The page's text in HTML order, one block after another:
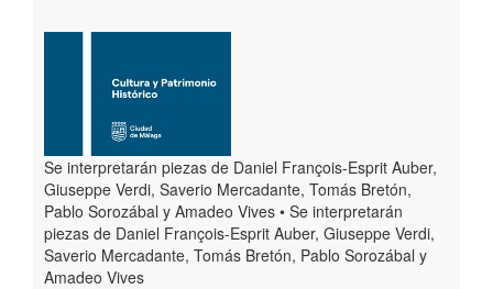
Se interpretarán piezas de Daniel François-Esprit Auber,
Giuseppe Verdi, Saverio Mercadante, Tomás Bretón,
Pablo Sorozábal y Amadeo Vives • Se interpretarán
piezas de Daniel François-Esprit Auber, Giuseppe Verdi,
Saverio Mercadante, Tomás Bretón, Pablo Sorozábal y
Amadeo Vives